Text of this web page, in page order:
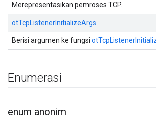
Merepresentasikan pemroses TCP.
otTcpListenerInitializeArgs
Berisi argumen ke fungsi
Enumerasi
enum anonim